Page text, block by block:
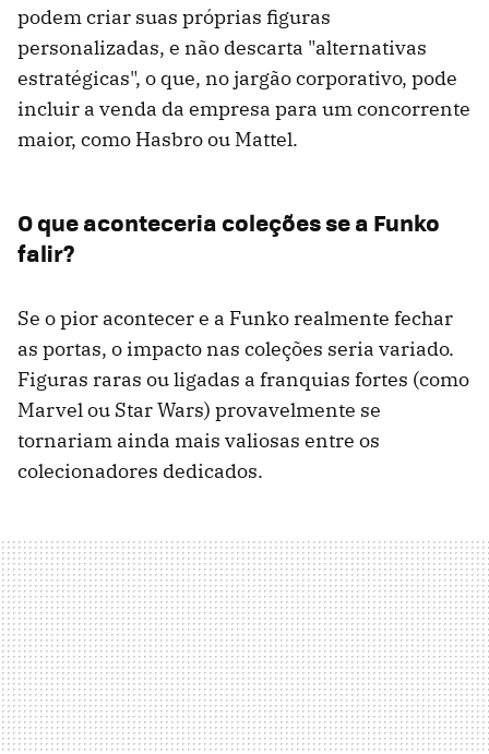
podem criar suas próprias figuras
personalizadas, e não descarta "alternativas
estratégicas", o que, no jargão corporativo, pode
incluir a venda da empresa para um concorrente
maior, como Hasbro ou Mattel.
O que aconteceria coleções se a Funko
falir?
Se o pior acontecer e a Funko realmente fechar
as portas, o impacto nas coleções seria variado.
Figuras raras ou ligadas a franquias fortes (como
Marvel ou Star Wars) provavelmente se
tornariam ainda mais valiosas entre os
colecionadores dedicados.